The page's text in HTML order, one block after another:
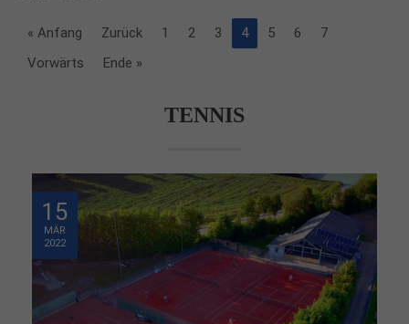
« Anfang Zurück 1 2 3 4 5 6
7
Vorwärts
Ende »
TENNIS
15
MÄR
2022